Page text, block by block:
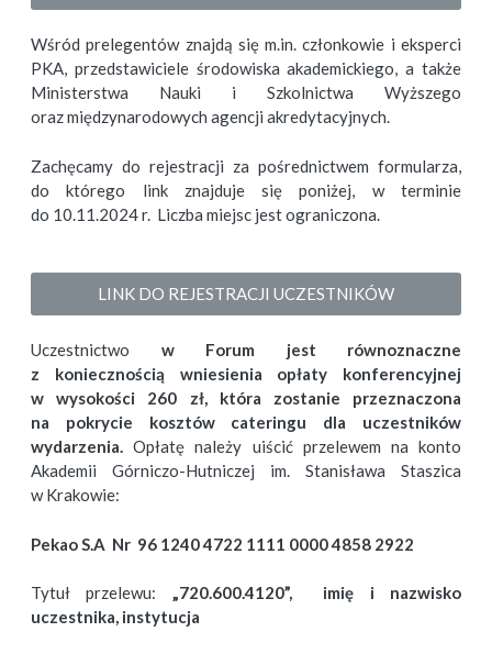
Wśród prelegentów znajdą się m.in. członkowie i eksperci
PKA, przedstawiciele środowiska akademickiego, a także
Ministerstwa Nauki i Szkolnictwa Wyższego
oraz międzynarodowych agencji akredytacyjnych.
Zachęcamy do rejestracji za pośrednictwem formularza,
do którego link znajduje się poniżej, w terminie
do 10.11.2024 r. Liczba miejsc jest ograniczona.
LINK DO REJESTRACJI UCZESTNIKÓW
Uczestnictwo w Forum jest równoznaczne
z koniecznością wniesienia opłaty konferencyjnej
w wysokości 260 zł, która zostanie przeznaczona
na pokrycie kosztów cateringu dla uczestników
wydarzenia. Opłatę należy uiścić przelewem na konto
Akademii Górniczo-Hutniczej im. Stanisława Staszica
w Krakowie:
Pekao S.A Nr 96 1240 4722 1111 0000 4858 2922
Tytuł przelewu: „720.600.4120”, imię i nazwisko
uczestnika, instytucja